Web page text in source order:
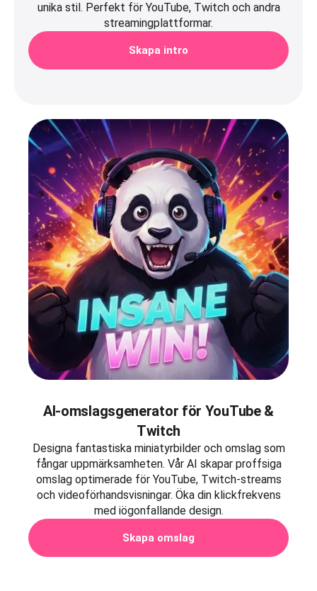
unika stil. Perfekt för YouTube, Twitch och andra
streamingplattformar.
Skapa intro
AI-omslagsgenerator för YouTube &
Twitch
Designa fantastiska miniatyrbilder och omslag som
fångar uppmärksamheten. Vår AI skapar proffsiga
omslag optimerade för YouTube, Twitch-streams
och videoförhandsvisningar. Öka din klickfrekvens
med iögonfallande design.
Skapa omslag